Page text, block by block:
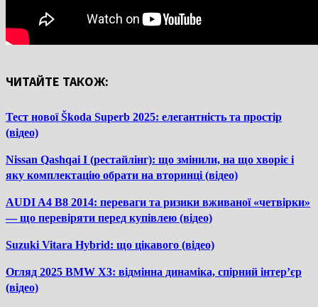
ЧИТАЙТЕ ТАКОЖ:
Тест нової Škoda Superb 2025: елегантність та простір
(відео)
Nissan Qashqai I (рестайлінг): що змінили, на що хворіє і
яку комплектацію обрати на вторинці (відео)
AUDI A4 B8 2014: переваги та ризики вживаної «четвірки»
— що перевіряти перед купівлею (відео)
Suzuki Vitara Hybrid: що цікавого (відео)
Огляд 2025 BMW X3: відмінна динаміка, спірний інтер’єр
(відео)